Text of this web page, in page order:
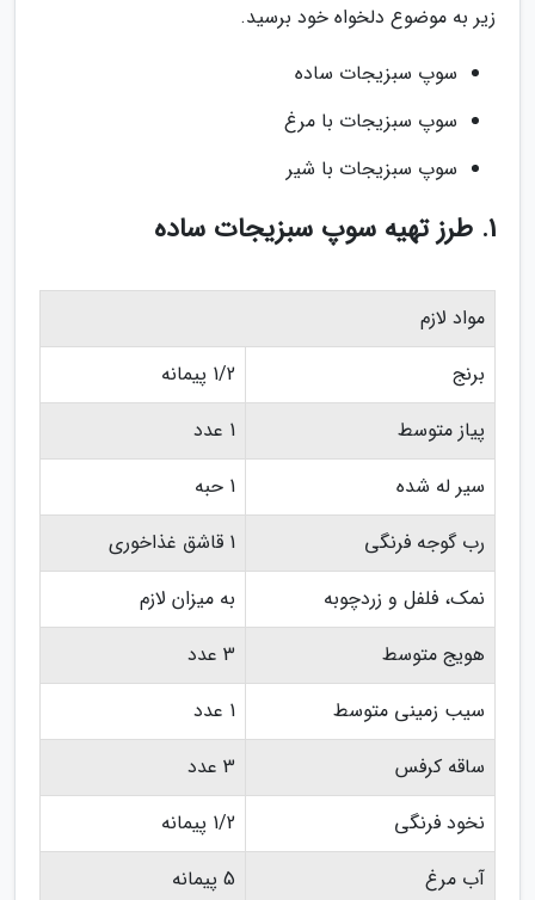
زیر به موضوع دلخواه خود برسید.
سوپ سبزیجات ساده
سوپ سبزیجات با مرغ
سوپ سبزیجات با شیر
1. طرز تهیه سوپ سبزیجات ساده
مواد لازم
برنج
1/2 پیمانه
پیاز متوسط
1 عدد
سیر له شده
1 حبه
رب گوجه فرنگی
1 قاشق غذاخوری
نمک، فلفل و زردچوبه
به میزان لازم
هویج متوسط
3 عدد
سیب زمینی متوسط
1 عدد
ساقه کرفس
3 عدد
نخود فرنگی
1/2 پیمانه
آب مرغ
5 پیمانه